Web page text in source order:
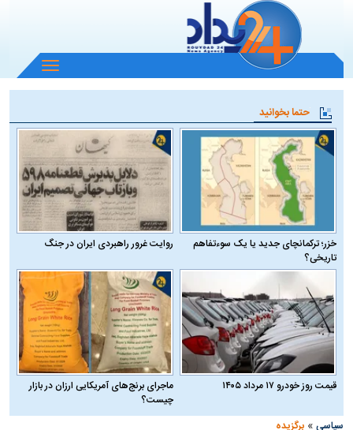
باز
و
منو
حتما بخوانید
خزر؛ ترکمانچای جدید یا یک سوءتفاهم
تاریخی؟
روایت غرور راهبردی ایران در جنگ
قیمت روز خودرو ۱۷ مرداد ۱۴۰۵
ماجرای برنج‌های آمریکایی ارزان در بازار
چیست؟
سیاسی »برگزیده